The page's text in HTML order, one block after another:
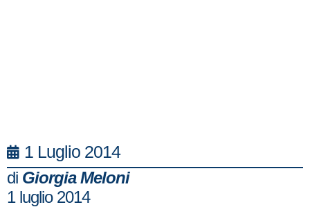
1 Luglio 2014
di Giorgia Meloni
1 luglio 2014